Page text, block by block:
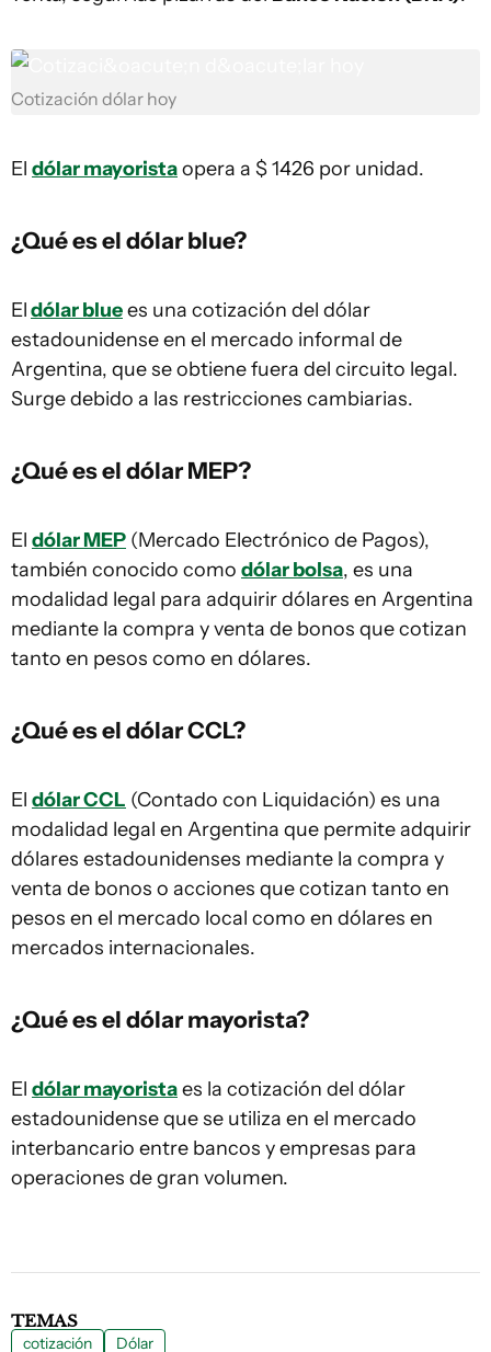
Cotización dólar hoy
El dólar mayoristaopera a $ 1426 por unidad.
¿Qué es el dólar blue?
Eldólar bluees una cotización del dólar
estadounidense en el mercado informal de
Argentina, que se obtiene fuera del circuito legal.
Surge debido a las restricciones cambiarias.
¿Qué es el dólar MEP?
El dólar MEP (Mercado Electrónico de Pagos),
también conocido como dólar bolsa, es una
modalidad legal para adquirir dólares en Argentina
mediante la compra y venta de bonos que cotizan
tanto en pesos como en dólares.
¿Qué es el dólar CCL?
El dólar CCL (Contado con Liquidación) es una
modalidad legal en Argentina que permite adquirir
dólares estadounidenses mediante la compra y
venta de bonos o acciones que cotizan tanto en
pesos en el mercado local como en dólares en
mercados internacionales.
¿Qué es el dólar mayorista?
El dólar mayoristaes la cotización del dólar
estadounidense que se utiliza en el mercado
interbancario entre bancos y empresas para
operaciones de gran volumen.
TEMAS
cotización Dólar